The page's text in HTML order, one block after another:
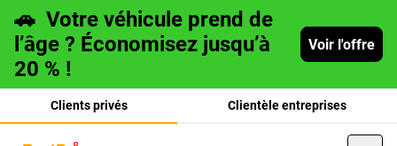
🚗 Votre véhicule prend de
l’âge ? Économisez jusqu’à
20 % !
Voir l'offre
Clients privés Clientèle entreprises